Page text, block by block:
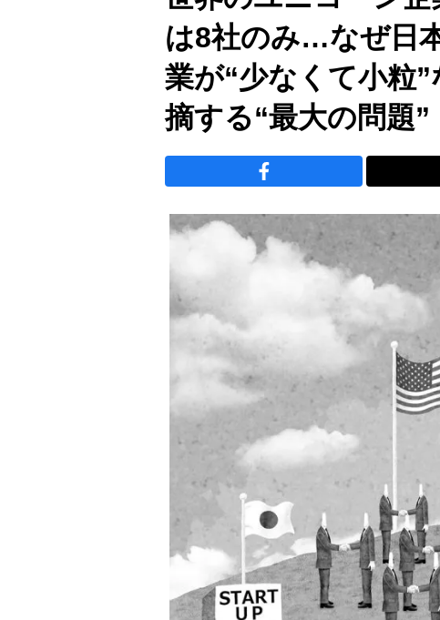
は8社のみ…なぜ日
業が“少なくて小粒
摘する“最大の問題”